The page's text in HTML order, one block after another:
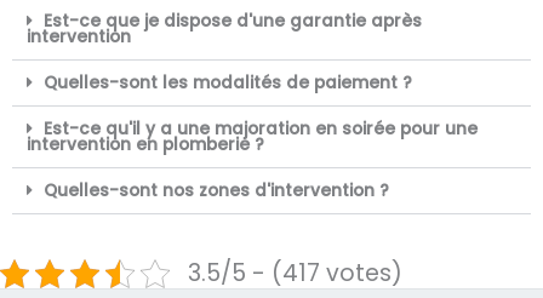
Est-ce que je dispose d'une garantie après
intervention
Quelles-sont les modalités de paiement ?
Est-ce qu'il y a une majoration en soirée pour une
intervention en plomberie ?
Quelles-sont nos zones d'intervention ?
3.5/5 - (417 votes)